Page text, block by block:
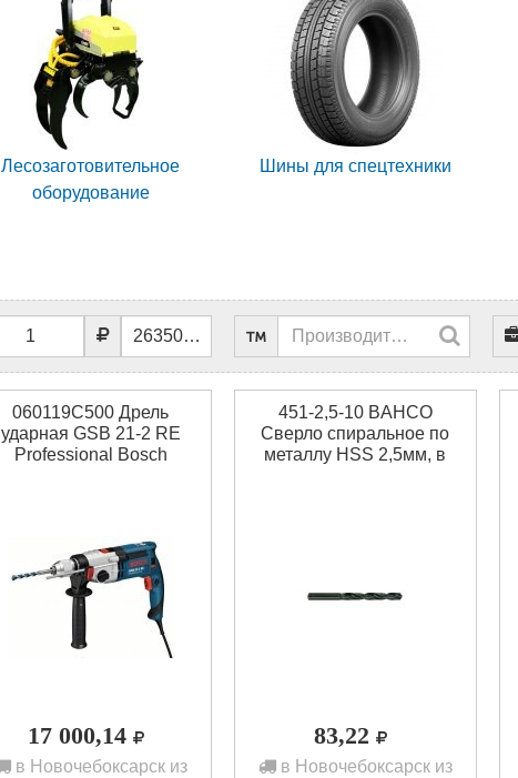
Лесозаготовительное
оборудование
Шины для спецтехники
060119C500 Дрель
ударная GSB 21-2 RE
Professional Bosch
17 000,14
в Новочебоксарск из
451-2,5-10 BAHCO
Сверло спиральное по
металлу HSS 2,5мм, в
83,22
в Новочебоксарск из